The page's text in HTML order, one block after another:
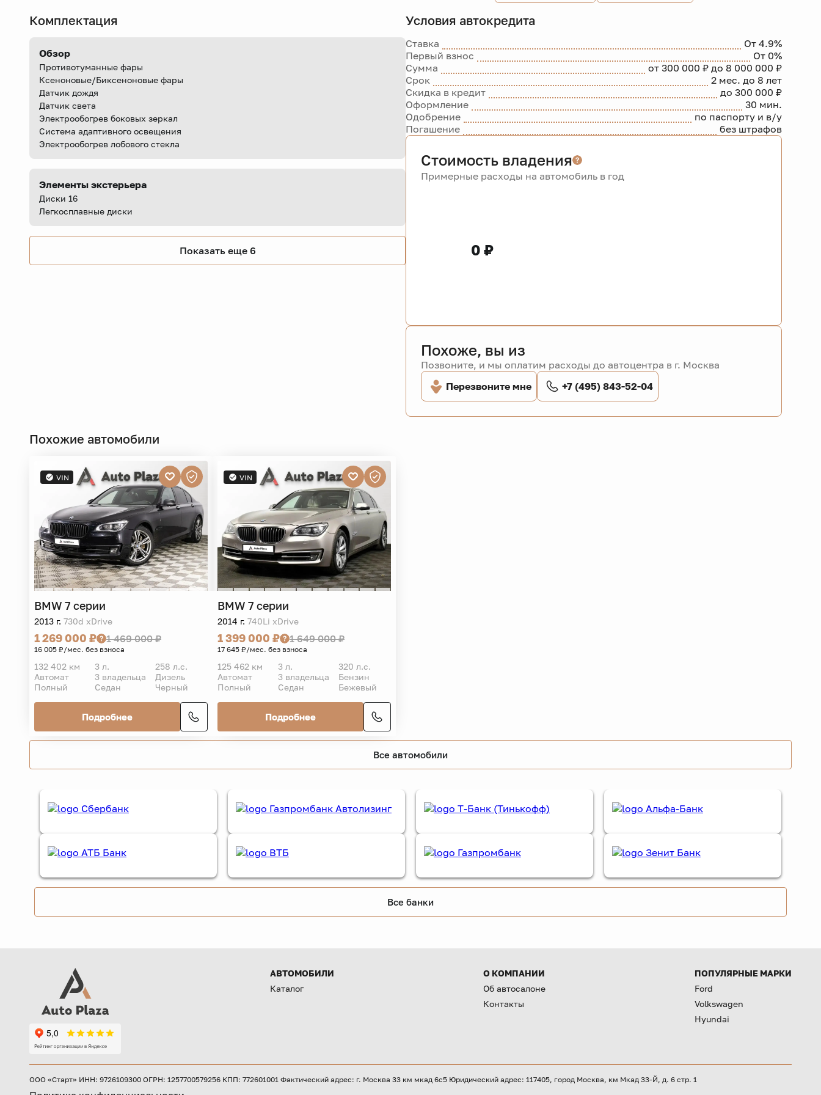
Комплектация
Обзор
Противотуманные фары
Ксеноновые/Биксеноновые фары
Датчик дождя
Датчик света
Электрообогрев боковых зеркал
Система адаптивного освещения
Электрообогрев лобового стекла
Элементы экстерьера
Диски 16
Легкосплавные диски
Показать еще 6
Условия автокредита
Ставка
От 4.9%
Первый взнос
От 0%
Сумма
от 300 000 ₽ до 8 000 000 ₽
Срок
2 мес. до 8 лет
Скидка в кредит
до 300 000 ₽
Оформление
30 мин.
Одобрение
по паспорту и в/у
Погашение
без штрафов
Стоимость владения
Примерные расходы на автомобиль в год
0 ₽
Похоже, вы из
Позвоните, и мы оплатим расходы до автоцентра в г. Москва
Перезвоните мне
+7 (495) 843-52-04
Похожие автомобили
VIN
BMW 7 серии
2013 г. 730d xDrive
1 269 000 ₽ 1 469 000 ₽
16 005 ₽/мес. без взноса
132 402 км 3 л.
258 л.с.
Автомат
3 владельца
Дизель
Полный
Седан Черный
Подробнее
VIN
BMW 7 серии
2014 г. 740Li xDrive
1 399 000 ₽ 1 649 000 ₽
17 645 ₽/мес. без взноса
125 462 км 3 л.
320 л.с.
Автомат
3 владельца
Бензин
Полный
Седан Бежевый
Подробнее
Все автомобили
Все банки
АВТОМОБИЛИ
Каталог
О КОМПАНИИ
Об автосалоне
Контакты
ПОПУЛЯРНЫЕ МАРКИ
Ford
Volkswagen
Hyundai
ООО «Старт» ИНН: 9726109300 ОГРН: 1257700579256 КПП: 772601001 Фактический адрес: г. Москва 33 км мкад 6с5 Юридический адрес: 117405, город Москва, км Мкад 33-Й, д. 6 стр. 1